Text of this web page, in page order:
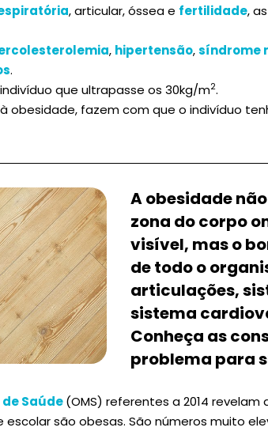
, articular, óssea e fertilidade,
, hipertensão,síndrome
.
que ultrapasse os 30kg/m2.
obesidade, fazem com que o indivíduo
A obesidade
zona do corpo
visível, mas o
de todo o
articulações,
sistema
Conheça as
problema para
Saúde(OMS) referentes a 2014 revelam
escolar são obesas. São números muito